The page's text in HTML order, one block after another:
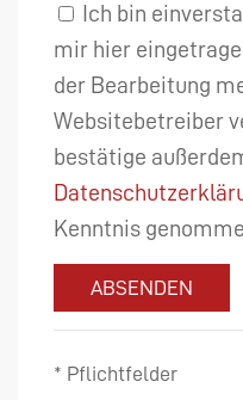
Ich bin
mir hier
der Bearbeitung
Websitebetreiber
bestätige
Kenntnis
ABSENDEN
* Pflichtfelder